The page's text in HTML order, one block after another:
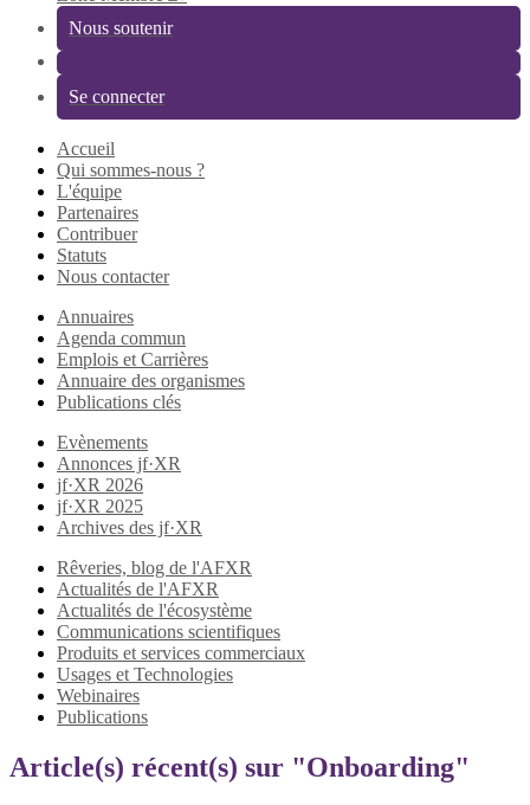
Nous soutenir
Se connecter
Accueil
Qui sommes-nous ?
L'équipe
Partenaires
Contribuer
Statuts
Nous contacter
Annuaires
Agenda commun
Emplois et Carrières
Annuaire des organismes
Publications clés
Evènements
Annonces jf·XR
jf·XR 2026
jf·XR 2025
Archives des jf·XR
Rêveries, blog de l'AFXR
Actualités de l'AFXR
Actualités de l'écosystème
Communications scientifiques
Produits et services commerciaux
Usages et Technologies
Webinaires
Publications
Article(s) récent(s) sur "Onboarding"